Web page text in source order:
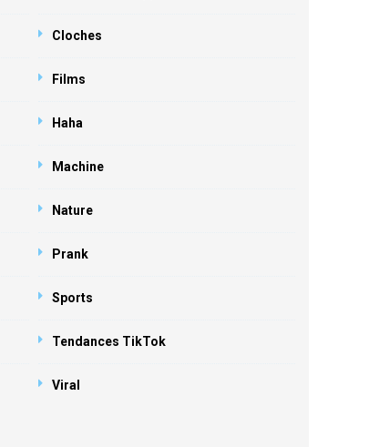
Cloches
Films
Haha
Machine
Nature
Prank
Sports
Tendances TikTok
Viral